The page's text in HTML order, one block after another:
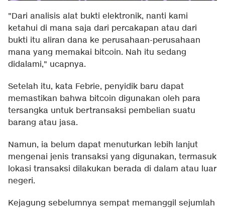
"Dari analisis alat bukti elektronik, nanti kami
ketahui di mana saja dari percakapan atau dari
bukti itu aliran dana ke perusahaan-perusahaan
mana yang memakai bitcoin. Nah itu sedang
didalami," ucapnya.
Setelah itu, kata Febrie, penyidik baru dapat
memastikan bahwa bitcoin digunakan oleh para
tersangka untuk bertransaksi pembelian suatu
barang atau jasa.
Namun, ia belum dapat menuturkan lebih lanjut
mengenai jenis transaksi yang digunakan, termasuk
lokasi transaksi dilakukan berada di dalam atau luar
negeri.
Kejagung sebelumnya sempat memanggil sejumlah